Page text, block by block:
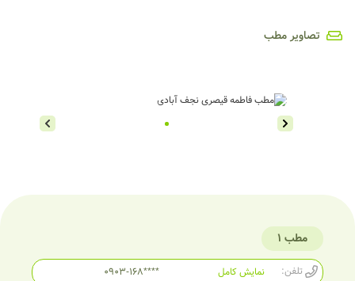
تصاویر مطب
مطب 1
تلفن: 0903-168****
نمایش کامل